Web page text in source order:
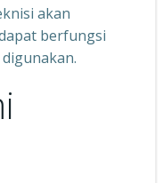
akan
berfungsi